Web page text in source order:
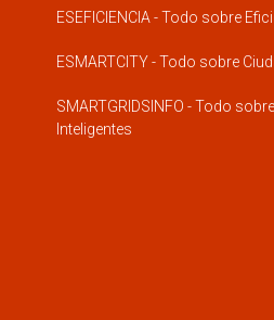
ESEFICIENCIA - Todo sobre
ESMARTCITY - Todo sobre
SMARTGRIDSINFO - Todo
Inteligentes